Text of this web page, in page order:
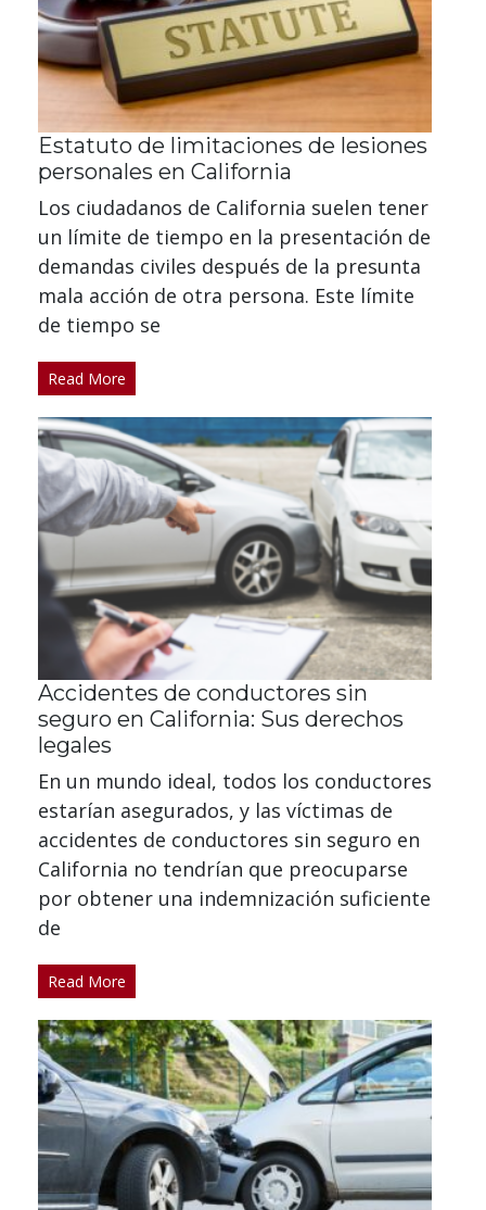
Estatuto de limitaciones de lesiones
personales en California
Los ciudadanos de California suelen tener
un límite de tiempo en la presentación de
demandas civiles después de la presunta
mala acción de otra persona. Este límite
de tiempo se
Read More
Accidentes de conductores sin
seguro en California: Sus derechos
legales
En un mundo ideal, todos los conductores
estarían asegurados, y las víctimas de
accidentes de conductores sin seguro en
California no tendrían que preocuparse
por obtener una indemnización suficiente
de
Read More